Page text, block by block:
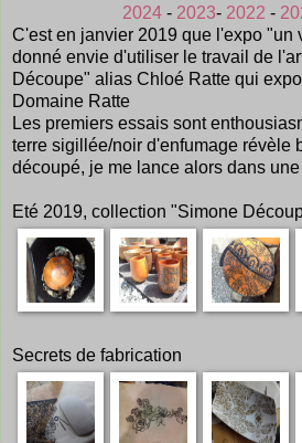
2024 - 2023- 2022 -
C'est en janvier 2019 que l'expo "un
donné envie d'utiliser le travail de
Découpe" alias Chloé Ratte qui
Domaine Ratte
Les premiers essais sont
terre sigillée/noir d'enfumage révèle
découpé, je me lance alors dans une
Eté 2019, collection "Simone
Secrets de fabrication